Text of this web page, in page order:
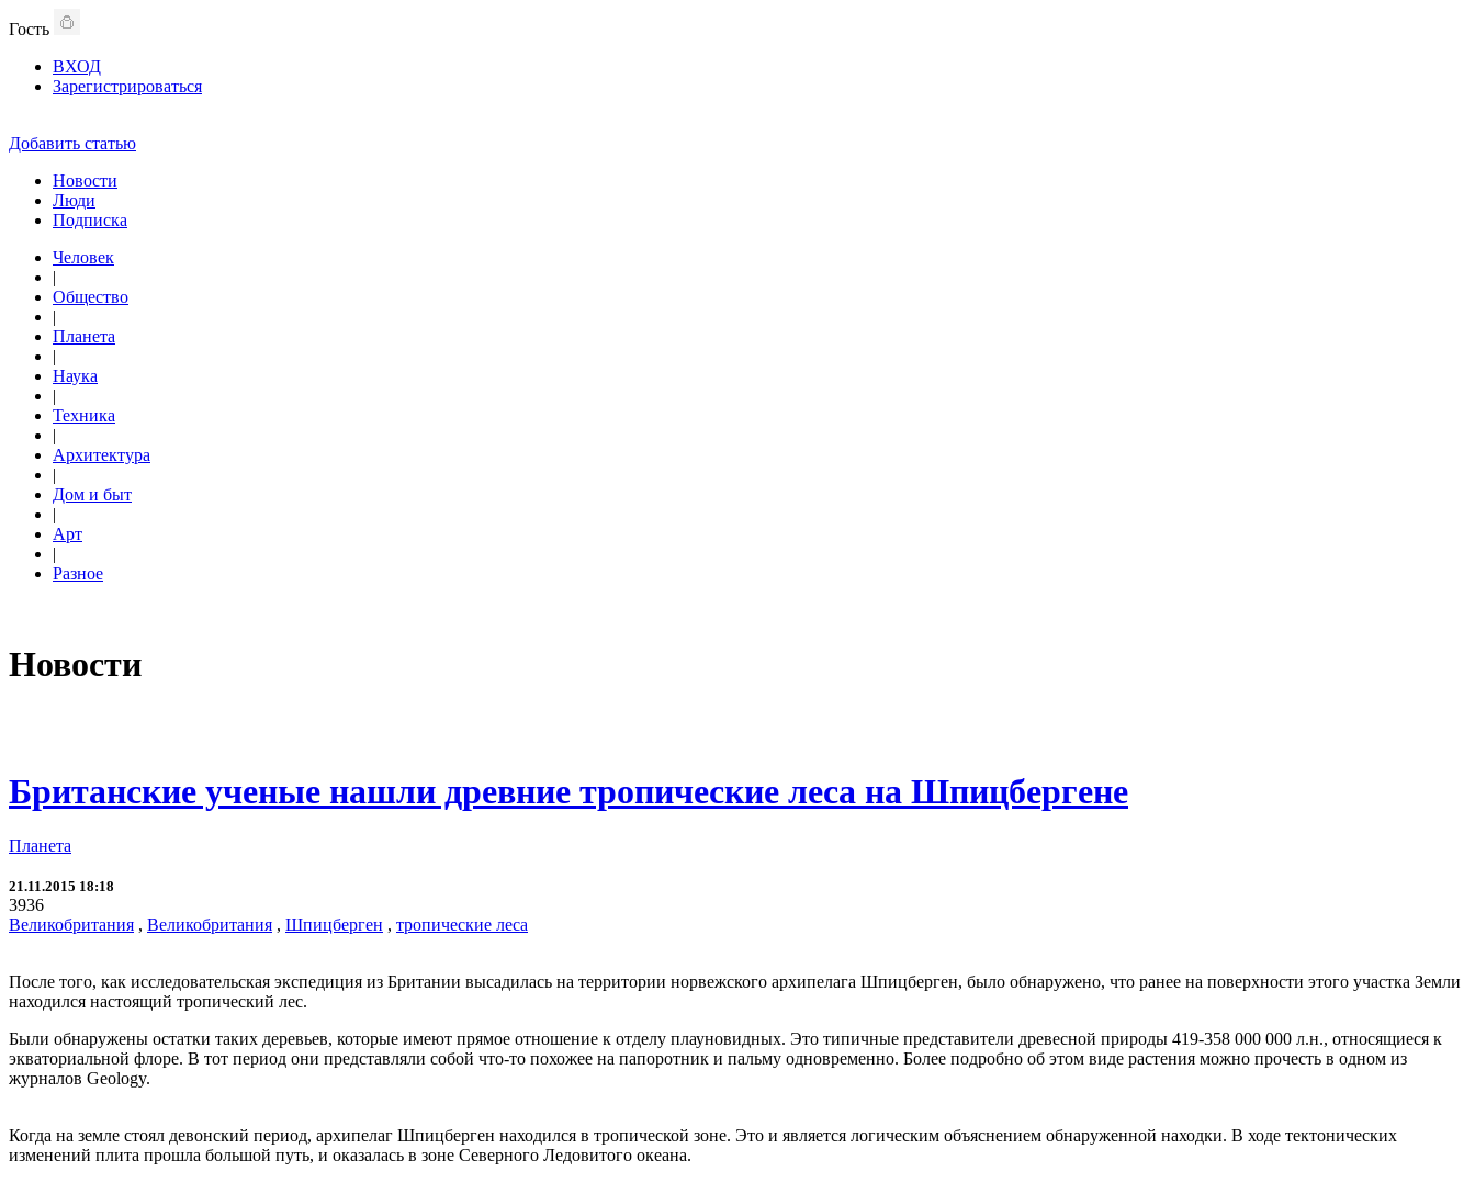
Гость
ВХОД
Зарегистрироваться
Добавить статью
Новости
Люди
Подписка
Человек
|
Общество
|
Планета
|
Наука
|
Техника
|
Архитектура
|
Дом и быт
|
Арт
|
Разное
Новости
Британские ученые нашли древние тропические леса на Шпицбергене
Планета
21.11.2015 18:18
3936
Великобритания , Великобритания , Шпицберген , тропические леса
После того, как исследовательская экспедиция из Британии высадилась на территории норвежского архипелага Шпицберген, было обнаружено, что ранее на поверхности этого участка Земли
находился настоящий тропический лес.
Были обнаружены остатки таких деревьев, которые имеют прямое отношение к отделу плауновидных. Это типичные представители древесной природы 419-358 000 000 л.н., относящиеся к
экваториальной флоре. В тот период они представляли собой что-то похожее на папоротник и пальму одновременно. Более подробно об этом виде растения можно прочесть в одном из
журналов Geology.
Когда на земле стоял девонский период, архипелаг Шпицберген находился в тропической зоне. Это и является логическим объяснением обнаруженной находки. В ходе тектонических
изменений плита прошла большой путь, и оказалась в зоне Северного Ледовитого океана.